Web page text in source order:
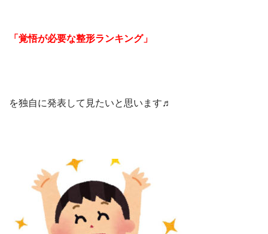
「覚悟が必要な整形ランキング」
を独自に発表して見たいと思います♬